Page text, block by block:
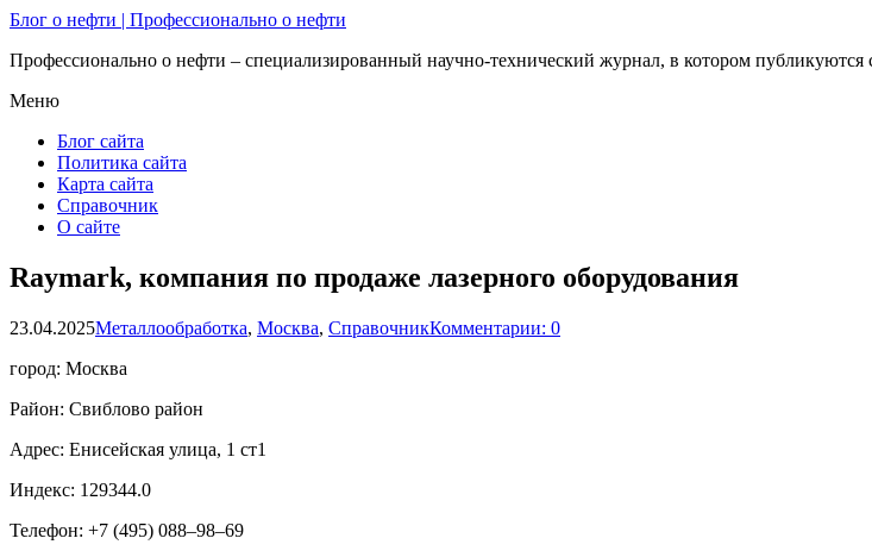
Блог о нефти | Профессионально о нефти
Профессионально о нефти – специализированный научно-технический журнал, в котором публикуются
Меню
Блог сайта
Политика сайта
Карта сайта
Справочник
О сайте
Raymark, компания по продаже лазерного оборудования
23.04.2025Металлообработка, Москва, СправочникКомментарии: 0
город: Москва
Район: Свиблово район
Адрес: Енисейская улица, 1 ст1
Индекс: 129344.0
Телефон: +7 (495) 088‒98‒69